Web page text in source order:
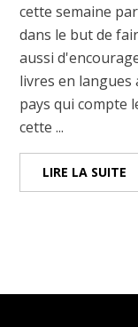
cette semaine
dans le but de
aussi
livres en langues
pays qui compte
cette ...
LIRE LA SUITE